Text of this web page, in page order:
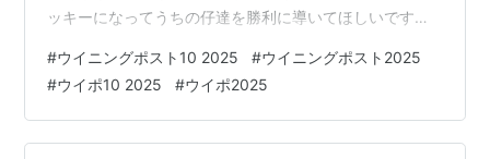
ッキーになってうちの仔達を勝利に導いてほしいです
です。 23歳という伸び盛り。 逃先と差追がもう少し伸び
そうです。 先差は一番得意になりそうですね。 ここが完
成したら良い騎手になりそうです。 短距離Cはちょっと
残念。 この子はあまり短距離を走らせない方が良いのか
#ウイニングポスト10 2025 #ウイニングポスト2025
#ウイポ10 2025 #ウイポ2025